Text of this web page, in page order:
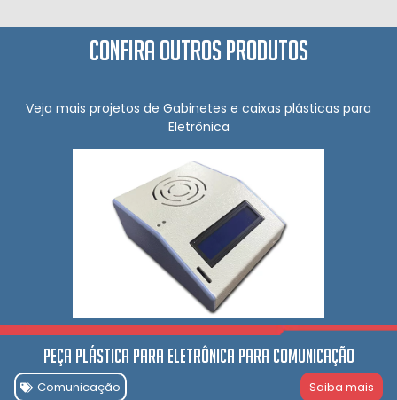
Confira outros produtos
Veja mais projetos de Gabinetes e caixas plásticas para
Eletrônica
Peça Plástica para Eletrônica para comunicação
Comunicação Saiba mais